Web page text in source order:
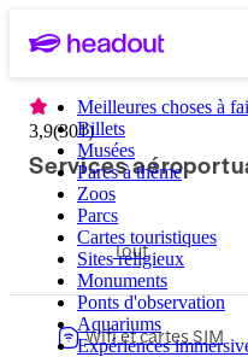
Meilleures choses à
Billets
Musées
Parcs à thème
Zoos
Parcs
Cartes touristiques
Sites religieux
Monuments
Ponts d'observation
Aquariums
Expériences
3,9(301)
Services
Tout
Wifi et cartes SIM